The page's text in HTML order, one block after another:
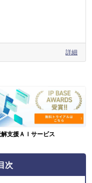
詳細
支援ＡＩサービス
次